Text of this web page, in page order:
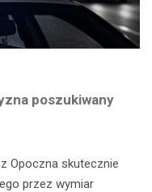
poszukiwany
Opoczna skutecznie
przez wymiar